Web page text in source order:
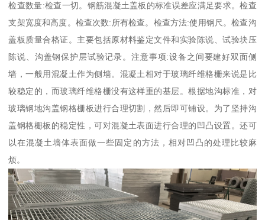
检查数量:检查一切。钢筋混凝土盖板的标准误差应满足要求。检查
支架宽度和高度。检查次数:所有检查。检查方法:使用钢尺。检查沟
盖板质量合格证。主要包括原材料鉴定文件和实验陈说、试验块压
陈说、沟盖钢保护层试验记录。注意事项:设备之间要建好双面侧
墙，一般用混凝土作为侧墙。混凝土相对于玻璃纤维格栅来说是比
较稳定的，而玻璃纤维格栅没有这样重的基层。根据地沟标准，对
玻璃钢地沟盖钢格栅板进行合理切割，然后即可铺设。为了坚持沟
盖钢格栅板的稳定性，可对混凝土表面进行合理的凹凸设置。还可
以在混凝土墙体表面做一些固定的方法，相对凹凸的处理比较麻
烦。